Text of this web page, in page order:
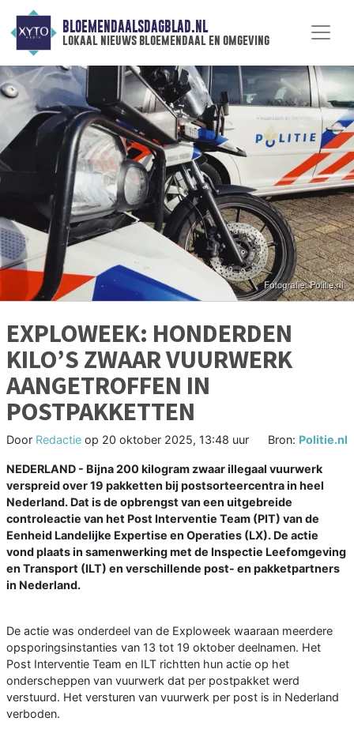
BLOEMENDAALSDAGBLAD.NL
lokaal nieuws bloemendaal en omgeving
EXPLOWEEK: HONDERDEN
KILO’S ZWAAR VUURWERK
AANGETROFFEN IN
POSTPAKKETTEN
Door Redactie op 20 oktober 2025, 13:48 uur Bron: Politie.nl
NEDERLAND - Bijna 200 kilogram zwaar illegaal vuurwerk
verspreid over 19 pakketten bij postsorteercentra in heel
Nederland. Dat is de opbrengst van een uitgebreide
controleactie van het Post Interventie Team (PIT) van de
Eenheid Landelijke Expertise en Operaties (LX). De actie
vond plaats in samenwerking met de Inspectie Leefomgeving
en Transport (ILT) en verschillende post- en pakketpartners
in Nederland.
De actie was onderdeel van de Exploweek waaraan meerdere
opsporingsinstanties van 13 tot 19 oktober deelnamen. Het
Post Interventie Team en ILT richtten hun actie op het
onderscheppen van vuurwerk dat per postpakket werd
verstuurd. Het versturen van vuurwerk per post is in Nederland
verboden.